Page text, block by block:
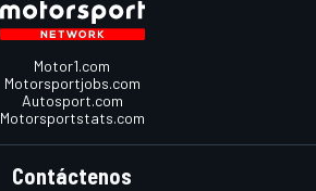
Motor1.com
Motorsportjobs.com
Autosport.com
Motorsportstats.com
Contáctenos